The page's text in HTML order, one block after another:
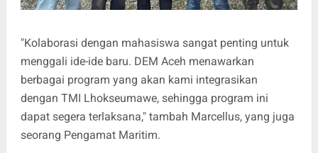
"Kolaborasi dengan mahasiswa sangat penting untuk
menggali ide-ide baru. DEM Aceh menawarkan
berbagai program yang akan kami integrasikan
dengan TMI Lhokseumawe, sehingga program ini
dapat segera terlaksana," tambah Marcellus, yang juga
seorang Pengamat Maritim.